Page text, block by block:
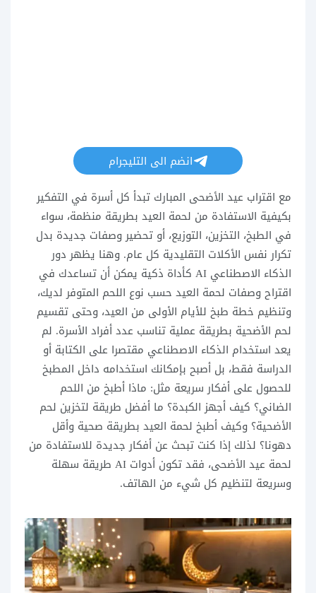
انضم الى التليجرام
مع اقتراب عيد الأضحى المبارك تبدأ كل أسرة في التفكير
بكيفية الاستفادة من لحمة العيد بطريقة منظمة، سواء
في الطبخ، التخزين، التوزيع، أو تحضير وصفات جديدة بدل
تكرار نفس الأكلات التقليدية كل عام. وهنا يظهر دور
الذكاء الاصطناعي AI كأداة ذكية يمكن أن تساعدك في
اقتراح وصفات لحمة العيد حسب نوع اللحم المتوفر لديك،
وتنظيم خطة طبخ للأيام الأولى من العيد، وحتى تقسيم
لحم الأضحية بطريقة عملية تناسب عدد أفراد الأسرة. لم
يعد استخدام الذكاء الاصطناعي مقتصرا على الكتابة أو
الدراسة فقط، بل أصبح بإمكانك استخدامه داخل المطبخ
للحصول على أفكار سريعة مثل: ماذا أطبخ من اللحم
الضاني؟ كيف أجهز الكبدة؟ ما أفضل طريقة لتخزين لحم
الأضحية؟ وكيف أطبخ لحمة العيد بطريقة صحية وأقل
دهونا؟ لذلك إذا كنت تبحث عن أفكار جديدة للاستفادة من
لحمة عيد الأضحى، فقد تكون أدوات AI طريقة سهلة
وسريعة لتنظيم كل شيء من الهاتف.